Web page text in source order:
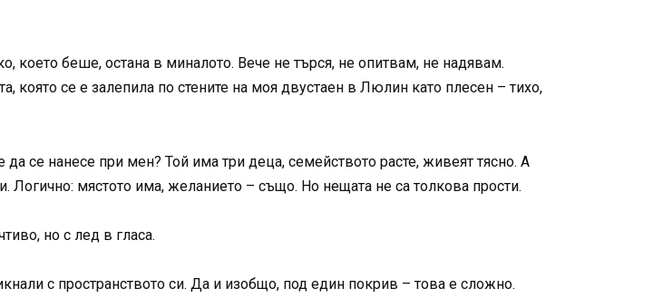
което беше, остана в миналото. Вече не търся, не опитвам, не надявам.
която се е залепила по стените на моя двустаен в Люлин като плесен – тихо,
се нанесе при мен? Той има три деца, семейството расте, живеят тясно. А
Логично: мястото има, желанието – също. Но нещата не са толкова прости.
но с лед в гласа.
с пространството си. Да и изобщо, под един покрив – това е сложно.